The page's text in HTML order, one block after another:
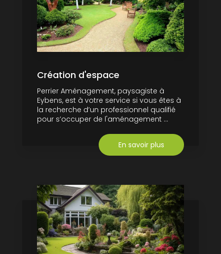
Création d'espace
Perrier Aménagement, paysagiste à
Eybens, est à votre service si vous êtes à
la recherche d’un professionnel qualifié
pour s’occuper de l'aménagement ...
En savoir plus